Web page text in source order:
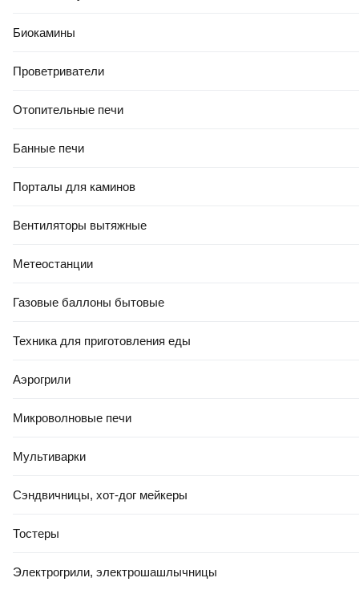
Биокамины
Проветриватели
Отопительные печи
Банные печи
Порталы для каминов
Вентиляторы вытяжные
Метеостанции
Газовые баллоны бытовые
Техника для приготовления еды
Аэрогрили
Микроволновые печи
Мультиварки
Сэндвичницы, хот-дог мейкеры
Тостеры
Электрогрили, электрошашлычницы